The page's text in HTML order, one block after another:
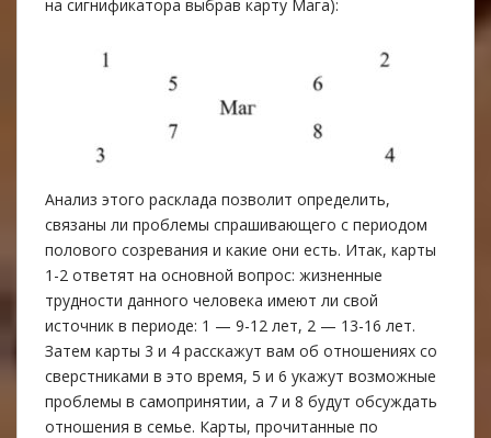
на сигнификатора выбрав карту Maгa):
Анализ этого расклада позволит определить,
связаны ли проблемы спрашивающего с периодом
полового созревания и какие они есть. Итак, карты
1-2 ответят на основной вопрос: жизненные
трудности данного человека имеют ли свой
источник в периоде: 1 — 9-12 лет, 2 — 13-16 лет.
Затем карты 3 и 4 расскажут вам об отношениях со
сверстниками в это время, 5 и 6 укажут возможные
проблемы в самопринятии, а 7 и 8 будут обсуждать
отношения в семье. Карты, прочитанные по